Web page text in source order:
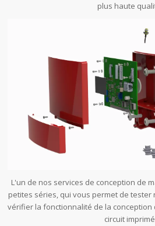
plus haute
L'un de nos services de conception de
petites séries, qui vous permet de
vérifier la fonctionnalité de la conception
circuit